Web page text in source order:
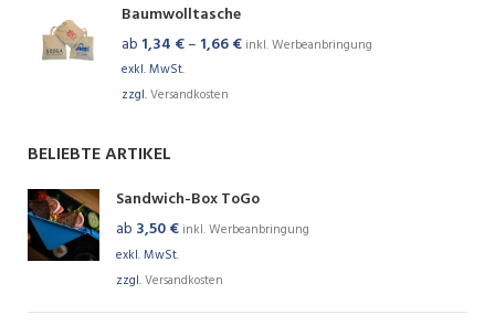
Baumwolltasche
ab 1,34 €– 1,66€ inkl. Werbeanbringung
exkl. MwSt.
zzgl.Versandkosten
BELIEBTE ARTIKEL
Sandwich-Box ToGo
ab 3,50€ inkl. Werbeanbringung
exkl. MwSt.
zzgl.Versandkosten